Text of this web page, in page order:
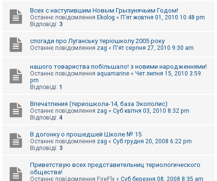
Всех с наступившим Новым Грызунячьим Годом!
Останнє повідомлення Ekolog « П'ят жовтня 01, 2010 10:48 pm
Відповіді: 3
спогади про Луганську теріошколу 2005 року
Останнє повідомлення zag « П'ят серпня 27, 2010 9:30 am
нашого товариства побільшало! з новими народженнями!
Останнє повідомлення aquamarine « Чет липня 15, 2010 3:59
pm
Відповіді: 1
Впечатления (териошкола-14, база Экополис)
Останнє повідомлення zag « Суб квітня 03, 2010 8:32 pm
Відповіді: 4
В догонку о прошедшей Школе № 15
Останнє повідомлення zag « Суб грудня 20, 2008 6:22 pm
Відповіді: 3
Приветствую всех представительниц териологического
общества!
Останнє повідомлення FireFly « Суб березня 08, 2008 8:35 am